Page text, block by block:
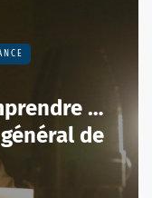
…
de